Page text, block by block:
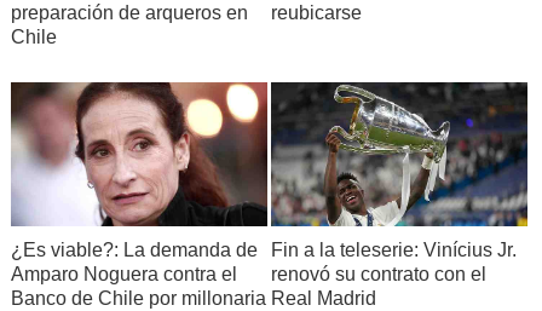
preparación de arqueros en
Chile
reubicarse
¿Es viable?: La demanda de
Amparo Noguera contra el
Banco de Chile por millonaria
Fin a la teleserie: Vinícius Jr.
renovó su contrato con el
Real Madrid